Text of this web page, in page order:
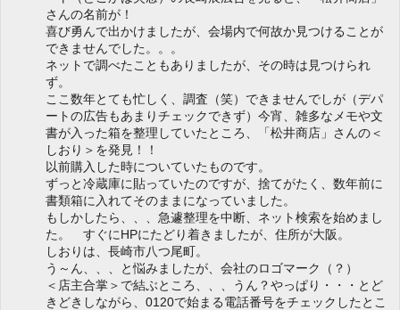
さんの名前が！
喜び勇んで出かけましたが、会場内で何故か見つけることが
できませんでした。。。
ネットで調べたこともありましたが、その時は見つけられ
ず。
ここ数年とても忙しく、調査（笑）できませんでしが（デパ
ートの広告もあまりチェックできず）今宵、雑多なメモや文
書が入った箱を整理していたところ、「松井商店」さんの＜
しおり＞を発見！！
以前購入した時についていたものです。
ずっと冷蔵庫に貼っていたのですが、捨てがたく、数年前に
書類箱に入れてそのままになっていました。
もしかしたら、、、急遽整理を中断、ネット検索を始めまし
た。 すぐにHPにたどり着きましたが、住所が大阪。
しおりは、長崎市八つ尾町。
う～ん、、、と悩みましたが、会社のロゴマーク（？）
＜店主合掌＞で結ぶところ、、、うん？やっぱり・・・とど
きどきしながら、0120で始まる電話番号をチェックしたとこ